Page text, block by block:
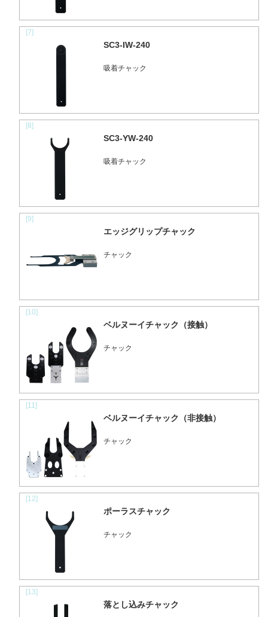
[7]
SC3-IW-240
吸着チャック
[8]
SC3-YW-240
吸着チャック
[9]
エッジグリップチャック
チャック
[10]
ベルヌーイチャック（接触）
チャック
[11]
ベルヌーイチャック（非接触）
チャック
[12]
ポーラスチャック
チャック
[13]
落とし込みチャック